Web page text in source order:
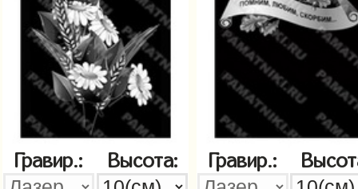
Гравир.: Высота: Гравир.: